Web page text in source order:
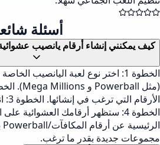
أسئلة
كيف يمكنني إنشاء أرقام يانصيب عشوائية
الخطوة 1: اختر نوع لعبة اليانصيب
الخطوة 4: ستظهر أرقامك العشوائية
مجموعات جديدة بقدر ما ترغب.